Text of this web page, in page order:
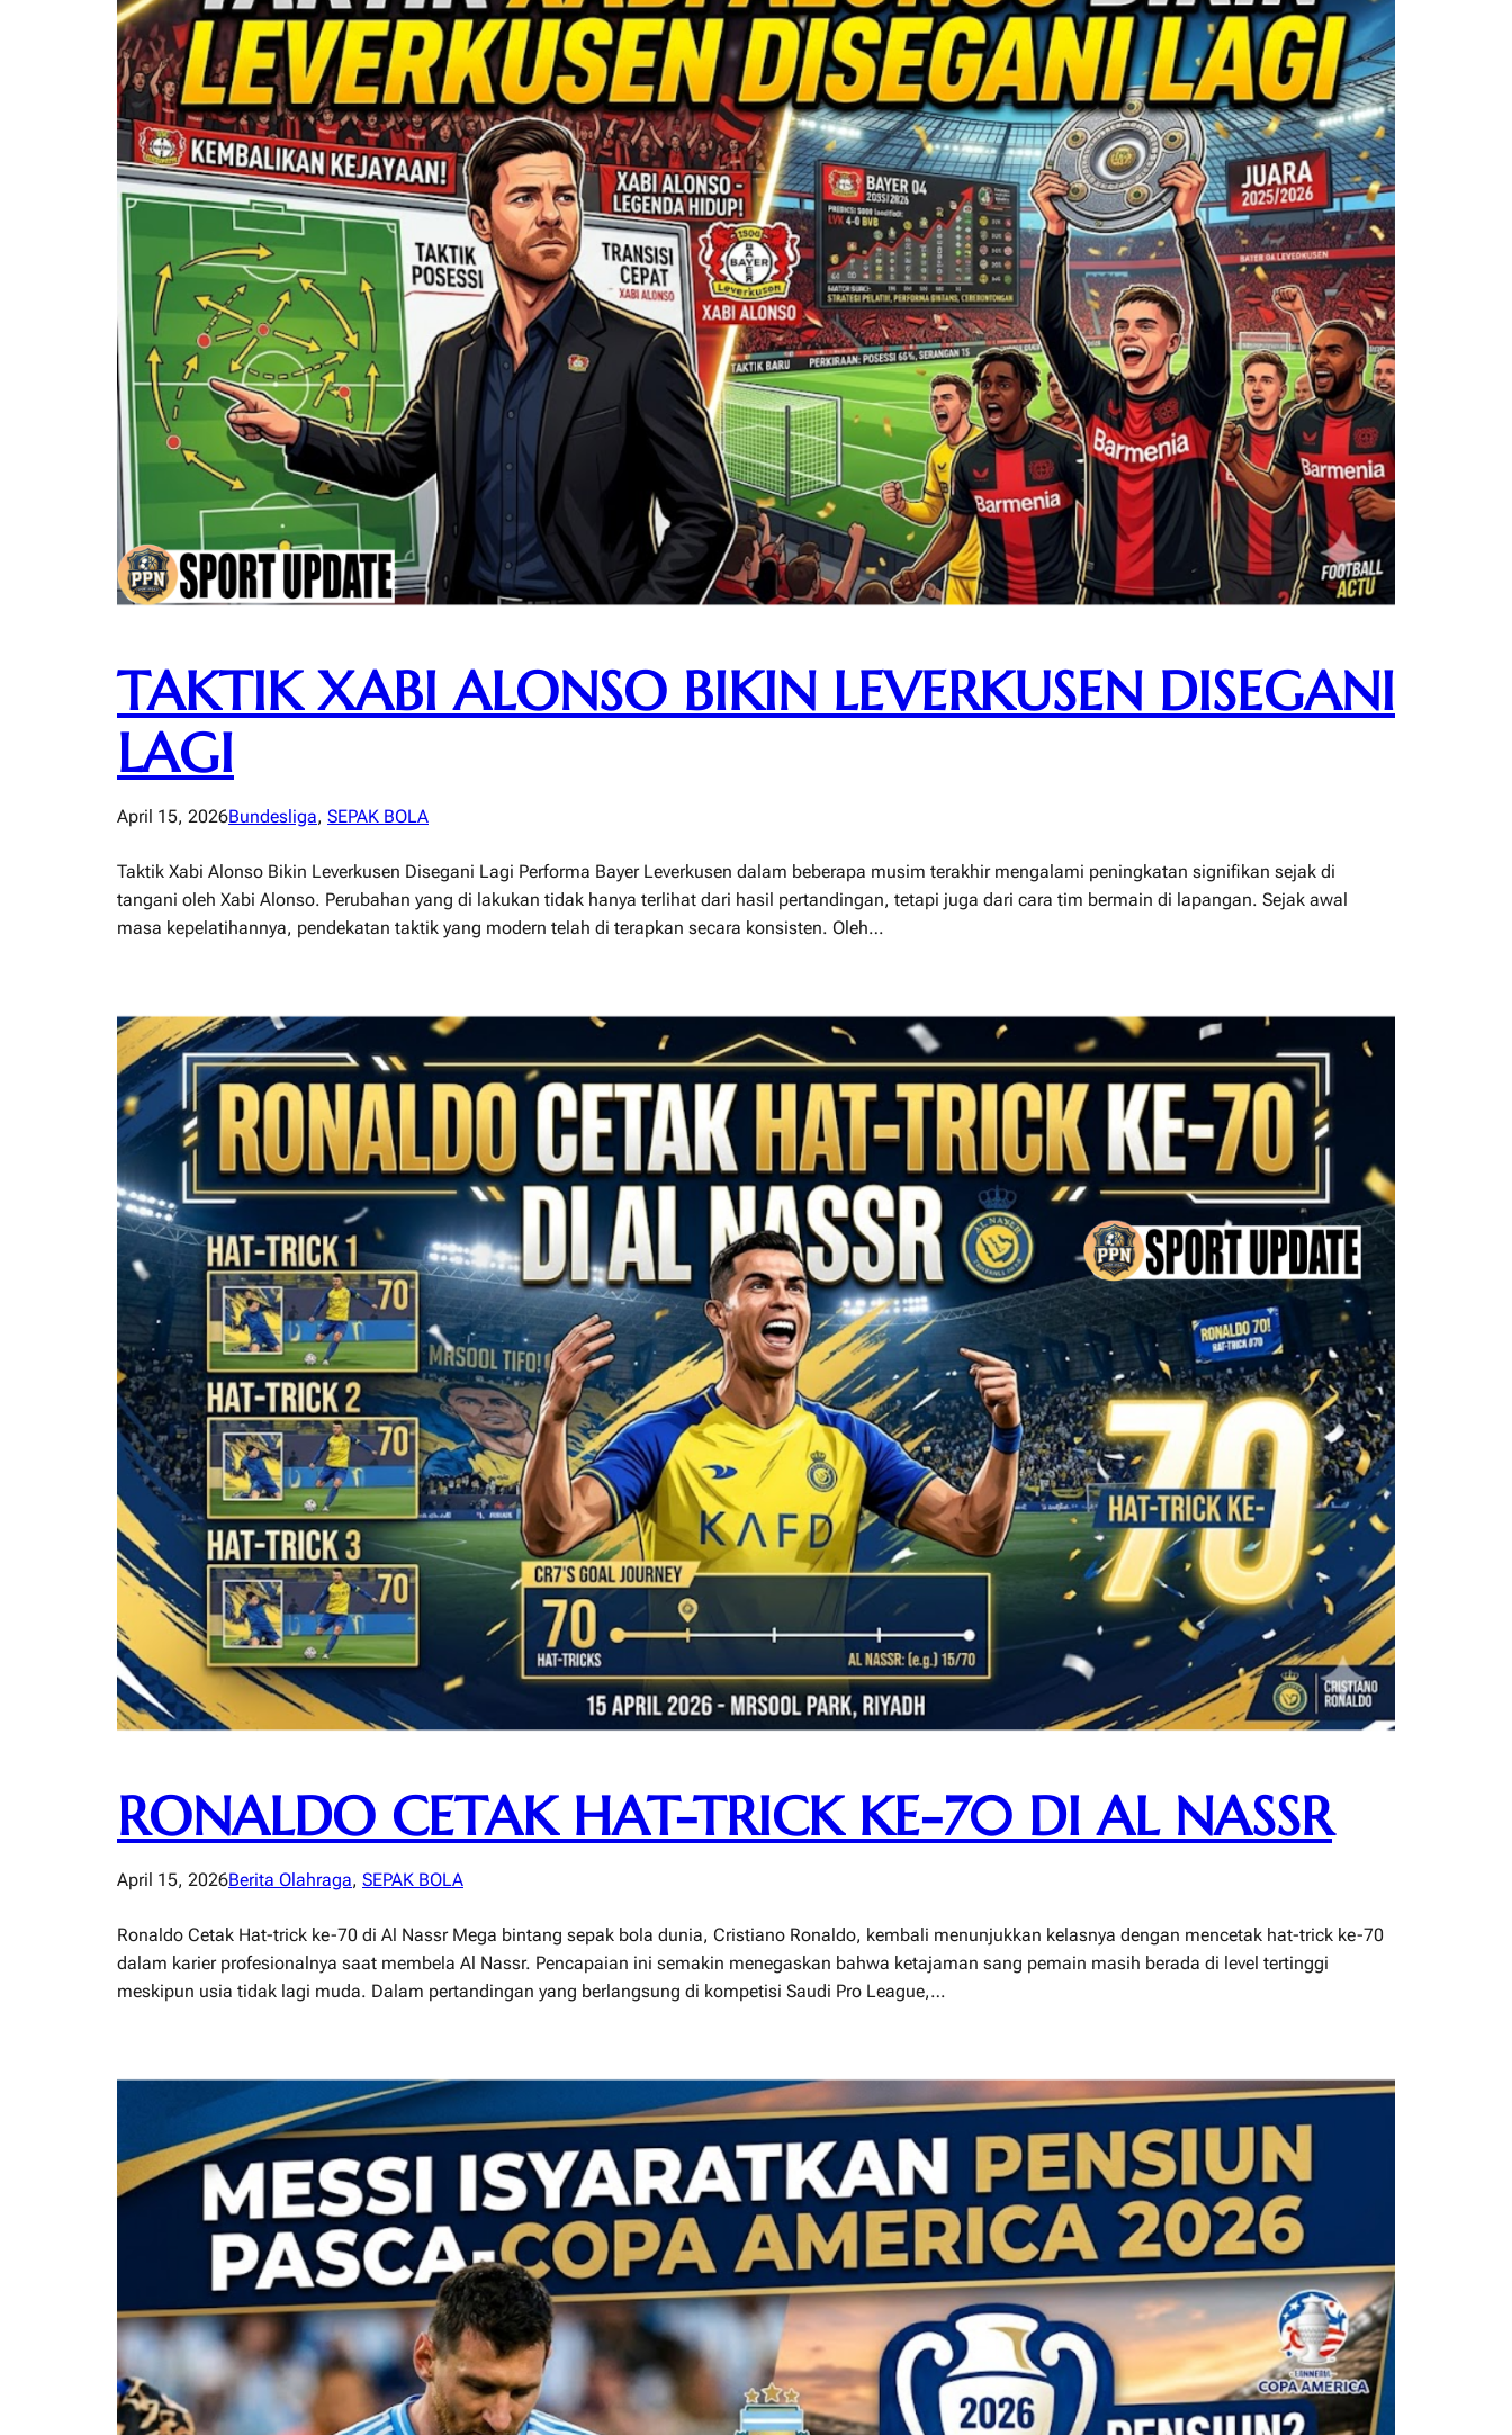
TAKTIK XABI ALONSO BIKIN LEVERKUSEN DISEGANI
LAGI
April 15, 2026Bundesliga, SEPAK BOLA
Taktik Xabi Alonso Bikin Leverkusen Disegani Lagi Performa Bayer Leverkusen dalam beberapa musim terakhir mengalami peningkatan signifikan sejak di
tangani oleh Xabi Alonso. Perubahan yang di lakukan tidak hanya terlihat dari hasil pertandingan, tetapi juga dari cara tim bermain di lapangan. Sejak awal
masa kepelatihannya, pendekatan taktik yang modern telah di terapkan secara konsisten. Oleh…
RONALDO CETAK HAT-TRICK KE-70 DI AL NASSR
April 15, 2026Berita Olahraga, SEPAK BOLA
Ronaldo Cetak Hat-trick ke-70 di Al Nassr Mega bintang sepak bola dunia, Cristiano Ronaldo, kembali menunjukkan kelasnya dengan mencetak hat-trick ke-70
dalam karier profesionalnya saat membela Al Nassr. Pencapaian ini semakin menegaskan bahwa ketajaman sang pemain masih berada di level tertinggi
meskipun usia tidak lagi muda. Dalam pertandingan yang berlangsung di kompetisi Saudi Pro League,…